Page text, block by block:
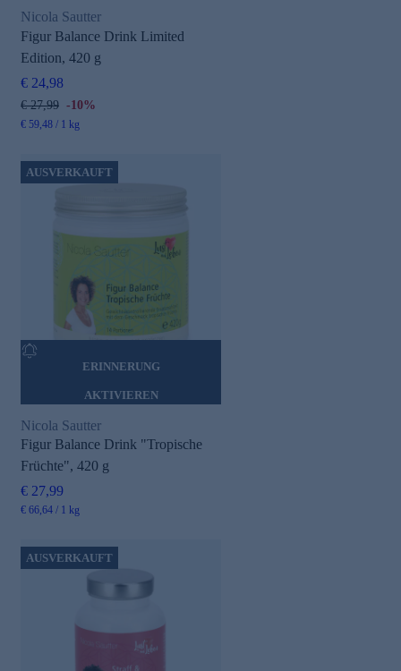
Nicola Sautter
Figur Balance Drink Limited
Edition, 420 g
€ 24,98
€ 27,99 -10%
€ 59,48 / 1 kg
AUSVERKAUFT
ERINNERUNG
AKTIVIEREN
Nicola Sautter
Figur Balance Drink "Tropische
Früchte", 420 g
€ 27,99
€ 66,64 / 1 kg
AUSVERKAUFT